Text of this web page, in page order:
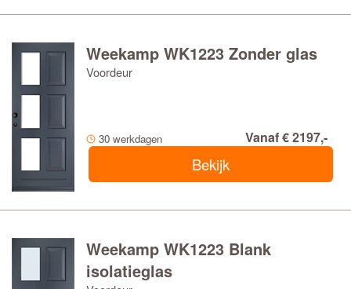
Weekamp WK1223 Zonder glas
Voordeur
30 werkdagen Vanaf € 2197,-
Bekijk
Weekamp WK1223 Blank
isolatieglas